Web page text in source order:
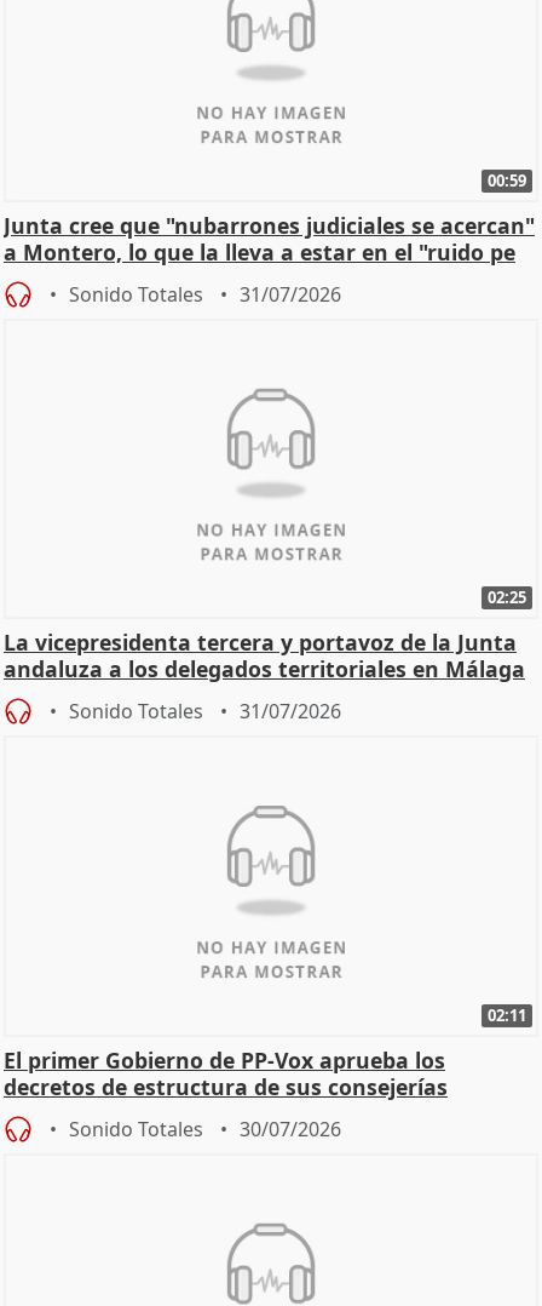
00:59
Junta cree que "nubarrones judiciales se acercan"
a Montero, lo que la lleva a estar en el "ruido pe
Sonido Totales 31/07/2026
02:25
La vicepresidenta tercera y portavoz de la Junta
andaluza a los delegados territoriales en Málaga
Sonido Totales 31/07/2026
02:11
El primer Gobierno de PP-Vox aprueba los
decretos de estructura de sus consejerías
Sonido Totales 30/07/2026